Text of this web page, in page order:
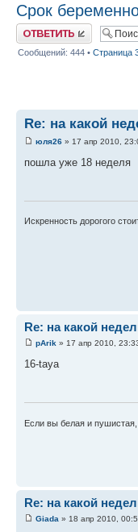
Срок
Ответить
Сообщений: 444 • Страница
Re: на какой
юля26 » 17 апр 2010,
пошла уже 18 неделя
Искренность дорогого
Re: на какой
pArik » 17 апр 2010,
16-taya
Если вы белая и
Re: на какой
Giada » 18 апр 2010,